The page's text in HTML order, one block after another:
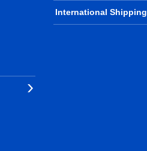
International Shipping